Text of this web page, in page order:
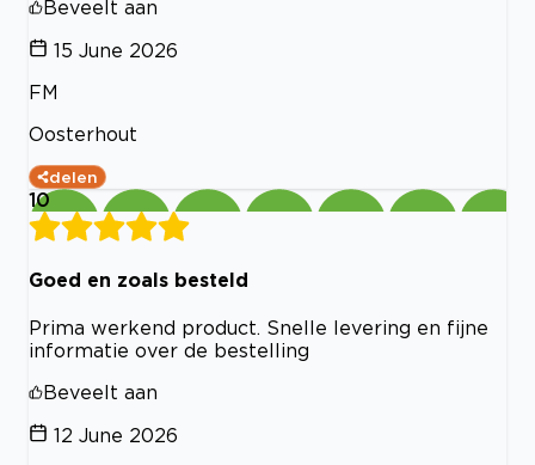
Beveelt aan
15 June 2026
FM
Oosterhout
delen
10
Goed en zoals besteld
Prima werkend product. Snelle levering en fijne
informatie over de bestelling
Beveelt aan
12 June 2026